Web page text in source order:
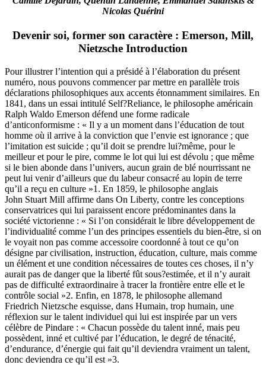
Nicolas Quérini
Devenir soi, former son caractère : Emerson, Mill,
Nietzsche Introduction
Pour illustrer l’intention qui a présidé à l’élaboration du présent
numéro, nous pouvons commencer par mettre en parallèle trois
déclarations philosophiques aux accents étonnamment similaires. En
1841, dans un essai intitulé Self?Reliance, le philosophe américain
Ralph Waldo Emerson défend une forme radicale
d’anticonformisme : « Il y a un moment dans l’éducation de tout
homme où il arrive à la conviction que l’envie est ignorance ; que
l’imitation est suicide ; qu’il doit se prendre lui?même, pour le
meilleur et pour le pire, comme le lot qui lui est dévolu ; que même
si le bien abonde dans l’univers, aucun grain de blé nourrissant ne
peut lui venir d’ailleurs que du labeur consacré au lopin de terre
qu’il a reçu en culture »1. En 1859, le philosophe anglais
John Stuart Mill affirme dans On Liberty, contre les conceptions
conservatrices qui lui paraissent encore prédominantes dans la
société victorienne : « Si l’on considérait le libre développement de
l’individualité comme l’un des principes essentiels du bien-être, si on
le voyait non pas comme accessoire coordonné à tout ce qu’on
désigne par civilisation, instruction, éducation, culture, mais comme
un élément et une condition nécessaires de toutes ces choses, il n’y
aurait pas de danger que la liberté fût sous?estimée, et il n’y aurait
pas de difficulté extraordinaire à tracer la frontière entre elle et le
contrôle social »2. Enfin, en 1878, le philosophe allemand
Friedrich Nietzsche esquisse, dans Humain, trop humain, une
réflexion sur le talent individuel qui lui est inspirée par un vers
célèbre de Pindare : « Chacun possède du talent inné, mais peu
possèdent, inné et cultivé par l’éducation, le degré de ténacité,
d’endurance, d’énergie qui fait qu’il deviendra vraiment un talent,
donc deviendra ce qu’il est »3.